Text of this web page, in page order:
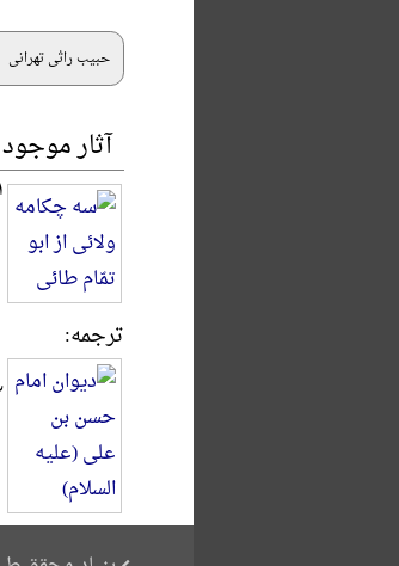
حبیب راثی تهرانی
آثار
ترجمه: